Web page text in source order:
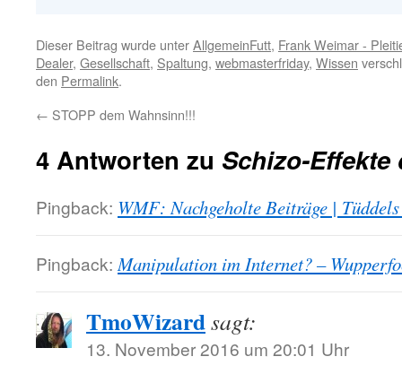
Dieser Beitrag wurde unterAllgemeinFutt, Frank Weimar -
Dealer, Gesellschaft, Spaltung, webmasterfriday, Wissen
den Permalink.
← STOPP dem Wahnsinn!!!
4 Antworten zu Schizo-
Pingback: WMF: Nachgeholte Beiträge |
Pingback: Manipulation im Internet? –
TmoWizardsagt:
13. November 2016 um 20:01 Uhr